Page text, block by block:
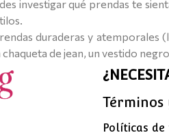
investigar qué prendas te
duraderas y atemporales
de jean, un vestido
Términos
Políticas